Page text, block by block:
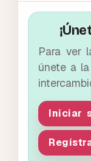
Para ver
únete a
Iniciar